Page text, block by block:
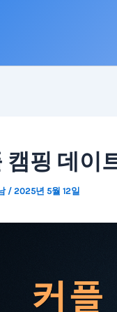
캠핑 데이
/ 2025년 5월 12일